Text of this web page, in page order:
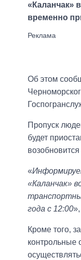
«Каланчак»
временно
Об этом
Пропуск
будет
«
«Каланчак»
года с 12:00
Кроме того,
контрольные